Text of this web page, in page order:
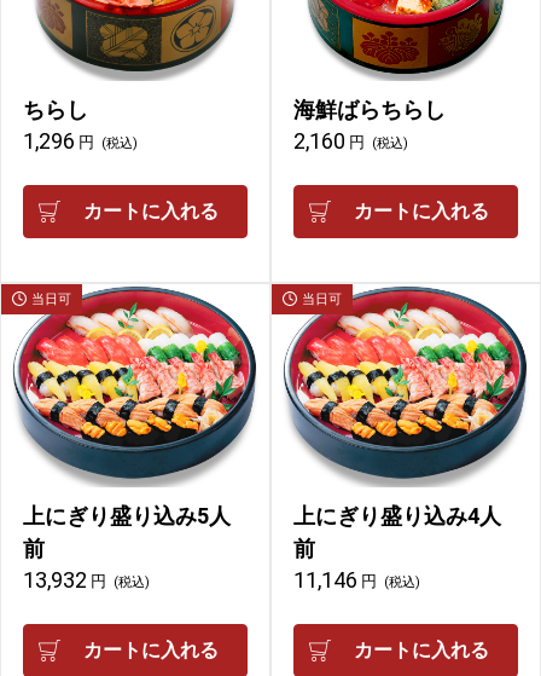
ちらし
1,296 円 (税込)
カートに入れる
海鮮ばらちらし
2,160 円 (税込)
カートに入れる
当日可
上にぎり盛り込み5人
前
13,932 円 (税込)
カートに入れる
当日可
上にぎり盛り込み4人
前
11,146 円 (税込)
カートに入れる